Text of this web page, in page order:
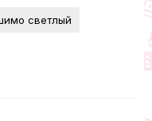
светлый